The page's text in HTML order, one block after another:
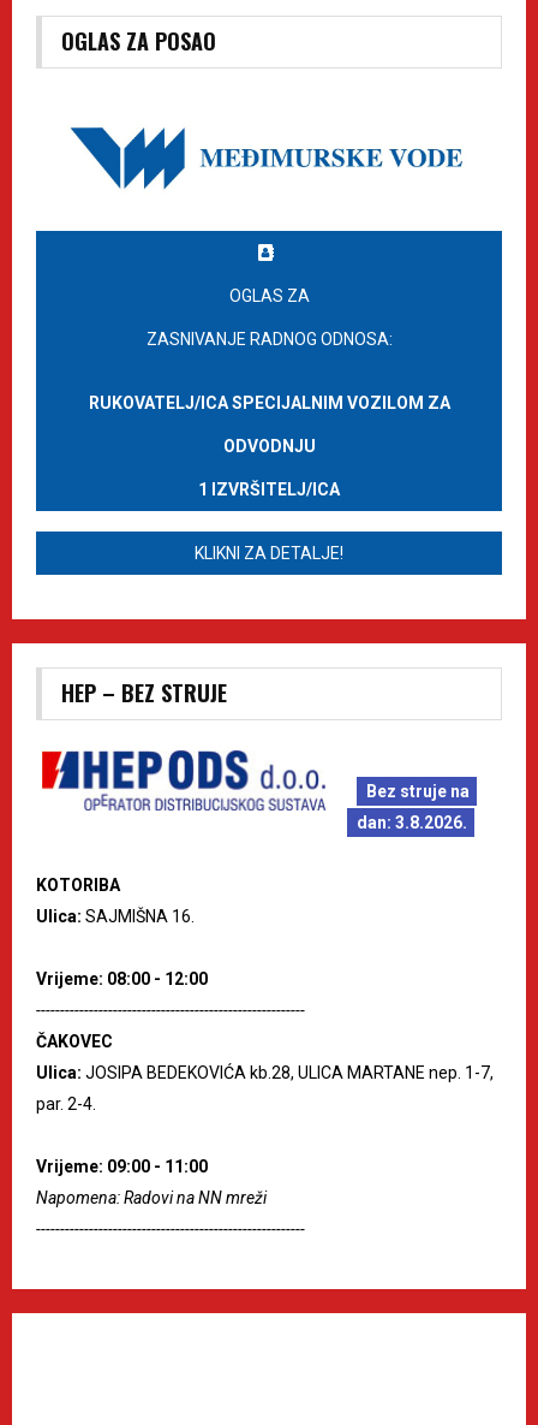
OGLAS ZA POSAO
OGLAS ZA
ZASNIVANJE RADNOG ODNOSA:
RUKOVATELJ/ICA SPECIJALNIM VOZILOM ZA
ODVODNJU
1 IZVRŠITELJ/ICA
KLIKNI ZA DETALJE!
HEP – BEZ STRUJE
Bez struje na
dan: 3.8.2026.
KOTORIBA
Ulica: SAJMIŠNA 16.
Vrijeme: 08:00 - 12:00
--------------------------------------------------------
ČAKOVEC
Ulica: JOSIPA BEDEKOVIĆA kb.28, ULICA MARTANE nep. 1-7,
par. 2-4.
Vrijeme: 09:00 - 11:00
Napomena: Radovi na NN mreži
--------------------------------------------------------